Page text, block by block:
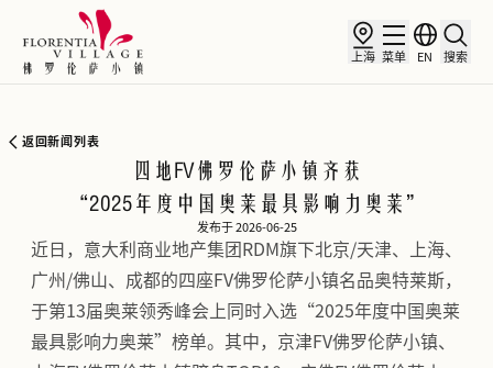
上海 菜单 EN 搜索
返回新闻列表
四地FV佛罗伦萨小镇齐获
“2025年度中国奥莱最具影响力奥莱”
发布于 2026-06-25
近日，意大利商业地产集团RDM旗下北京/天津、上海、
广州/佛山、成都的四座FV佛罗伦萨小镇名品奥特莱斯，
于第13届奥莱领秀峰会上同时入选“2025年度中国奥莱
最具影响力奥莱”榜单。其中，京津FV佛罗伦萨小镇、